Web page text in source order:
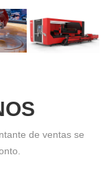
de ventas se